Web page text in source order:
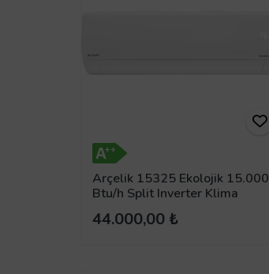
Arçelik 15325 Ekolojik 15.000
Btu/h Split Inverter Klima
44.000,00 ₺